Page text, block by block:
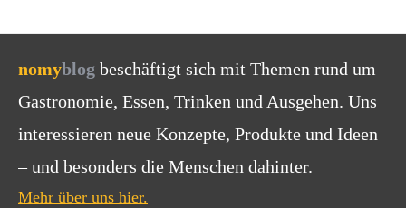
nomyblog beschäftigt sich mit Themen rund um
Gastronomie, Essen, Trinken und Ausgehen. Uns
interessieren neue Konzepte, Produkte und Ideen
– und besonders die Menschen dahinter.
Mehr über uns hier.